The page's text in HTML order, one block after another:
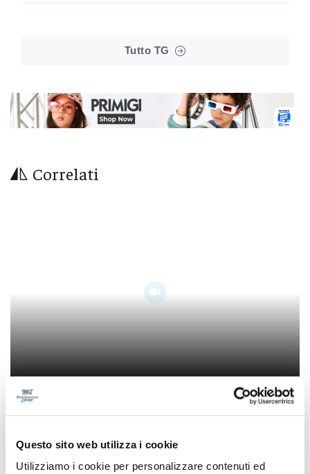
Questo sito web utilizza i cookie
Utilizziamo i cookie per personalizzare contenuti ed
Tutto TG
Correlati
In migliaia a Porto Sant’Elpidio per la notte
09/08/2026